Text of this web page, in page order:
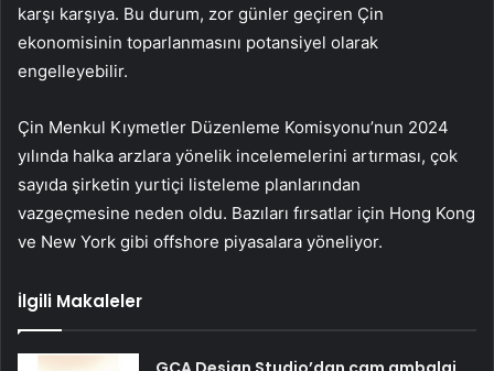
karşı karşıya. Bu durum, zor günler geçiren Çin
ekonomisinin toparlanmasını potansiyel olarak
engelleyebilir.
Çin Menkul Kıymetler Düzenleme Komisyonu’nun 2024
yılında halka arzlara yönelik incelemelerini artırması, çok
sayıda şirketin yurtiçi listeleme planlarından
vazgeçmesine neden oldu. Bazıları fırsatlar için Hong Kong
ve New York gibi offshore piyasalara yöneliyor.
İlgili Makaleler